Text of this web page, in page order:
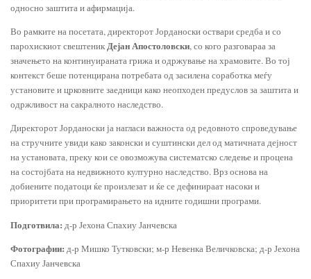
односно заштита и афирмација.
Во рамките на посетата, директорот Јорданоски оствари средба и со
парохискиот свештеникДејан Апостоловски, со кого разговараа за
значењето на континуираната грижа и одржување на храмовите. Во тој
контекст беше потенцирана потребата од засилена соработка меѓу
установите и црковните заедници како неопходен предуслов за заштита и
одржливост на сакралното наследство.
Директорот Јорданоски ја нагласи важноста од редовното спроведување
на стручните увиди како законски и суштински дел од матичната дејност
на установата, преку кои се овозможува систематско следење и процена
на состојбата на недвижното културно наследство. Врз основа на
добиените податоци ќе произлезат и ќе се дефинираат насоки и
приоритети при програмирањето на идните годишни програми.
Подготвила: д-р Јехона Спахиу Јанчевска
Фотографии: д-р Мишко Тутковски; м-р Невенка Величковска; д-р Јехона
Спахиу Јанчевска